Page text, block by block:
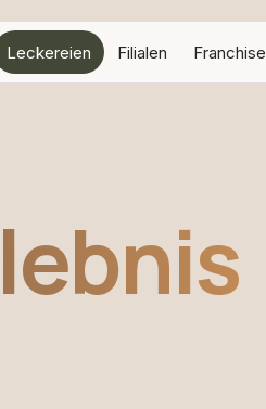
Leckereien Filialen Franchise